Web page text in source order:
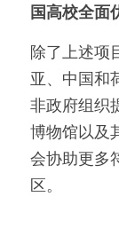
国高校全面
除了上述项
亚、中国和
非政府组织
博物馆以及
会协助更多
区。